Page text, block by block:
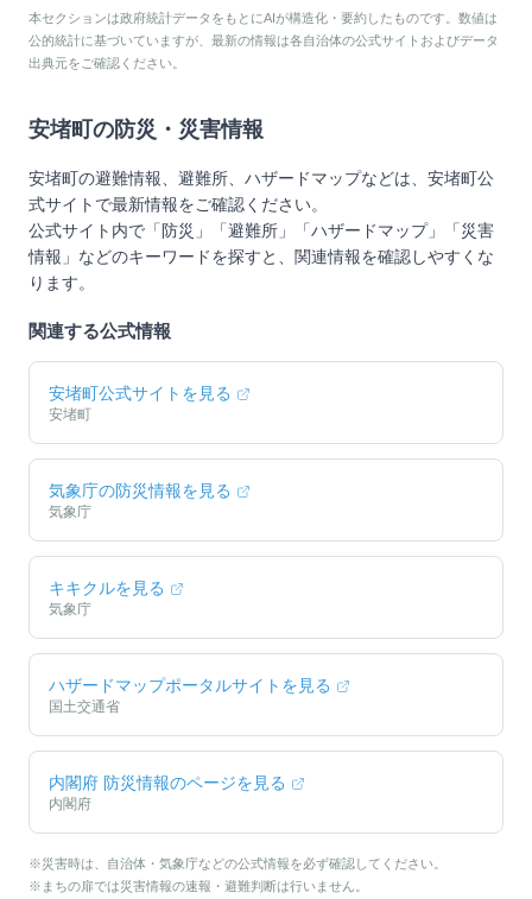
本セクションは政府統計データをもとにAIが構造化・要約したものです。数値は
公的統計に基づいていますが、最新の情報は各自治体の公式サイトおよびデータ
出典元をご確認ください。
安堵町 の防災・災害情報
安堵町の避難情報、避難所、ハザードマップなどは、 安堵町公
式サイトで最新情報をご確認ください。
公式サイト内で「防災」「避難所」「ハザードマップ」「災害
情報」などのキーワードを探すと、関連情報を確認しやすくな
ります。
関連する公式情報
安堵町公式サイトを見る
安堵町
気象庁の防災情報を見る
気象庁
キキクルを見る
気象庁
ハザードマップポータルサイトを見る
国土交通省
内閣府 防災情報のページを見る
内閣府
※災害時は、自治体・気象庁などの公式情報を必ず確認してください。
※まちの扉では災害情報の速報・避難判断は行いません。